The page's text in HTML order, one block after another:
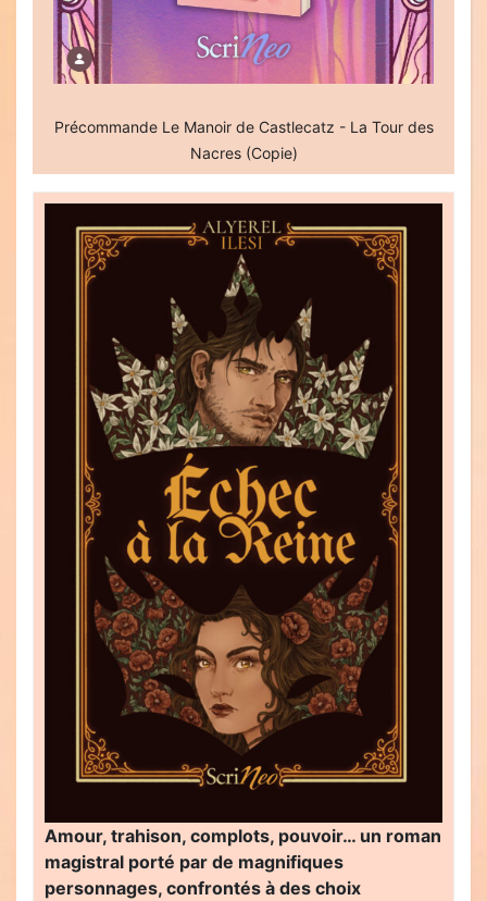
Précommande Le Manoir de Castlecatz - La Tour des
Nacres (Copie)
Amour, trahison, complots, pouvoir… un roman
magistral porté par de magnifiques
personnages, confrontés à des choix